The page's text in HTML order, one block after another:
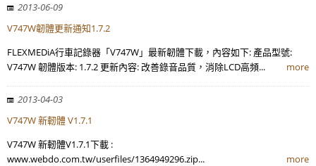
2013-06-09
V747W韌體更新通知1.7.2
FLEXMEDiA行車記錄器「V747W」最新韌體下載，內容如下: 產品型號:
V747W 韌體版本: 1.7.2 更新內容: 改善錄音品質，消除LCD高頻...
more
2013-04-03
V747W 新軔體 V1.7.1
V747W 新軔體V1.7.1下載 :
www.webdo.com.tw/userfiles/1364949296.zip...
more